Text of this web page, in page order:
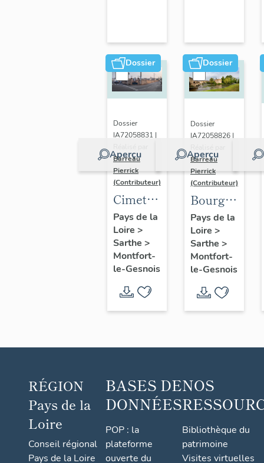
le-
Rotrou
Dossier
Aperçu
Dossier
IA72058831 |
Barreau
Pierrick
(Contributeur)
Cimetière
Saint-
André,
route de
Connerré
Pays de la
Loire >
Sarthe >
Montfort-
le-Gesnois
Dossier
Aperçu
Dossier
IA72058826 |
Barreau
Pierrick
(Contributeur)
Bourg
de
Montfort-
le-
Gesnois
: ancien
bourg
de Pont-
Gennes
Pays de la
Loire >
Sarthe >
Montfort-
le-Gesnois
RÉGION
Pays de la
Loire
Conseil régional
Pays de la Loire
BASES DE
DONNÉES
POP : la
plateforme
ouverte du
NOS
Bibliothèque du
patrimoine
Visites virtuelles